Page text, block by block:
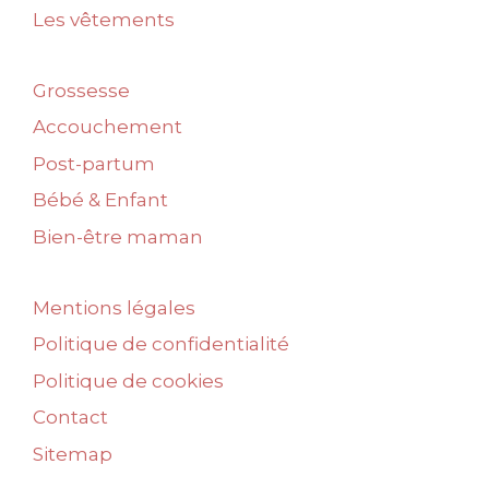
Les vêtements
Grossesse
Accouchement
Post-partum
Bébé & Enfant
Bien-être maman
Mentions légales
Politique de confidentialité
Politique de cookies
Contact
Sitemap